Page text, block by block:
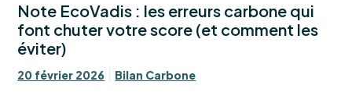
Note EcoVadis : les erreurs carbone qui
font chuter votre score (et comment les
éviter)
20 février 2026 Bilan Carbone